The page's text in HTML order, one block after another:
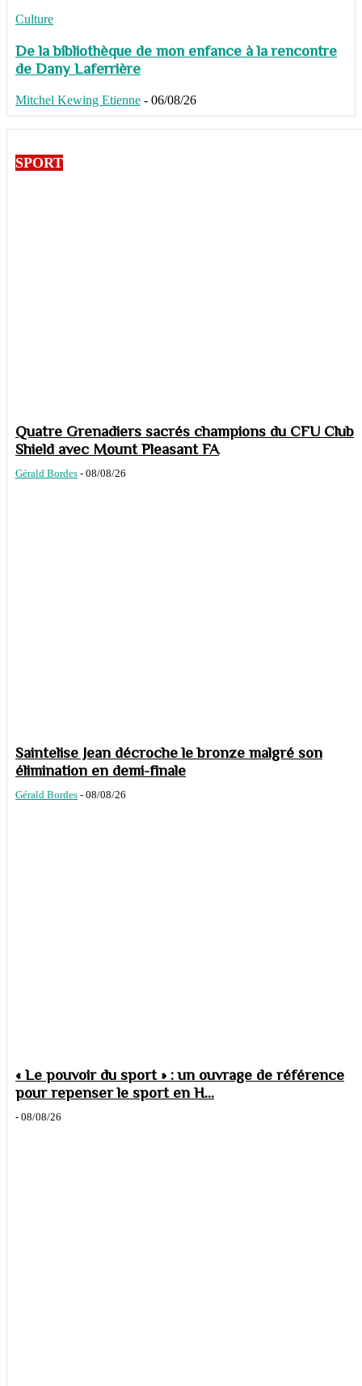
Culture
De la bibliothèque de mon enfance à la rencontre
de Dany Laferrière
Mitchel Kewing Etienne - 06/08/26
SPORT
Quatre Grenadiers sacrés champions du CFU Club
Shield avec Mount Pleasant FA
Gérald Bordes - 08/08/26
Saintelise Jean décroche le bronze malgré son
élimination en demi-finale
Gérald Bordes - 08/08/26
« Le pouvoir du sport » : un ouvrage de référence
pour repenser le sport en H...
- 08/08/26